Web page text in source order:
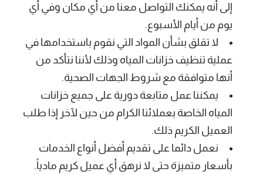
إلى أنه يمكنك التواصل معنا من أي مكان وفي أي
يوم من أيام الأسبوع.
لا تقلق بشأن المواد التي نقوم باستخدامها في
عملية تنظيف خزانات المياه وذلك لأننا نتأكد من
أنها متوافقة مع شروط الجهات الصحية.
يمكننا عمل متابعة دورية على جميع خزانات
المياه الخاصة بعملائنا الكرام من حين لآخر إذا طلب
العميل الكريم ذلك.
نعمل دائما على تقديم أفضل أنواع الخدمات
بأسعار متميزة حتى لا نرهق أي عميل كريم مادياً.